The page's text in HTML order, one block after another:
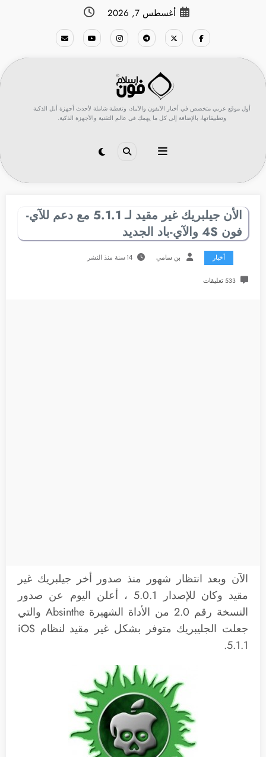
أغسطس 7, 2026
أول موقع عربي متخصص في أخبار الآيفون والآيباد، وتغطية شاملة لأحدث أجهزة أبل الذكية
وتطبيقاتها، بالإضافة إلى كل ما يهمك في عالم التقنية والأجهزة الذكية.
الأن جيلبريك غير مقيد لـ 5.1.1 مع دعم للآي-
فون 4S والآي-باد الجديد
أخبار بن سامي 14 سنة منذ النشر
533 تعليقات
الآن وبعد انتظار شهور منذ صدور أخر جيلبريك غير
مقيد وكان للإصدار 5.0.1 ، أعلن اليوم عن صدور
النسخة رقم 2.0 من الأداة الشهيرة Absinthe والتي
جعلت الجليبريك متوفر بشكل غير مقيد لنظام iOS
5.1.1.